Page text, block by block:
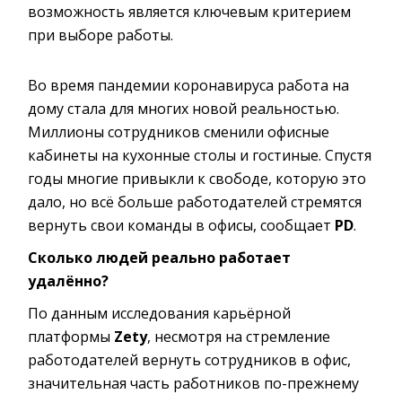
возможность является ключевым критерием
при выборе работы.
Во время пандемии коронавируса работа на
дому стала для многих новой реальностью.
Миллионы сотрудников сменили офисные
кабинеты на кухонные столы и гостиные. Спустя
годы многие привыкли к свободе, которую это
дало, но всё больше работодателей стремятся
вернуть свои команды в офисы, сообщает PD.
Сколько людей реально работает
удалённо?
По данным исследования карьёрной
платформы Zety, несмотря на стремление
работодателей вернуть сотрудников в офис,
значительная часть работников по-прежнему